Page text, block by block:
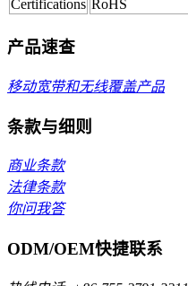
Certifications RoHS
产品速查
移动宽带和无线覆盖产品
条款与细则
商业条款
法律条款
你问我答
ODM/OEM快捷联系